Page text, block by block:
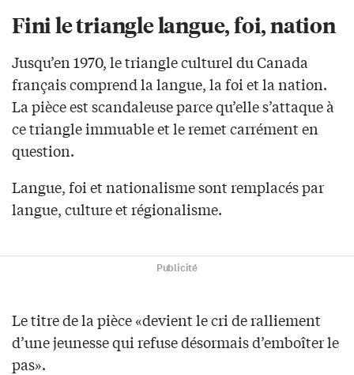
Fini le triangle langue, foi, nation
Jusqu’en 1970, le triangle culturel du Canada
français comprend la langue, la foi et la nation.
La pièce est scandaleuse parce qu’elle s’attaque à
ce triangle immuable et le remet carrément en
question.
Langue, foi et nationalisme sont remplacés par
langue, culture et régionalisme.
Publicité
Le titre de la pièce «devient le cri de ralliement
d’une jeunesse qui refuse désormais d’emboîter le
pas».